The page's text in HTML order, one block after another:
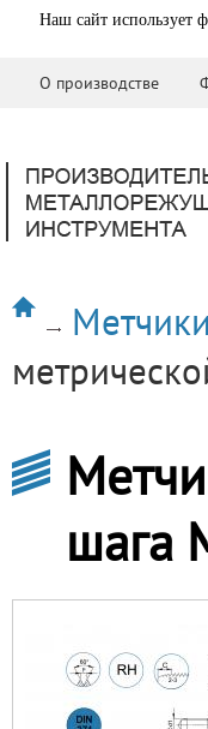
Наш сайт использует
О производстве
шага